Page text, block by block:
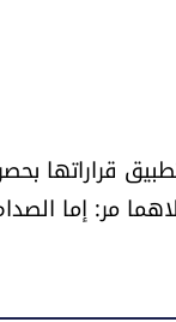
قراراتها
مر: إما